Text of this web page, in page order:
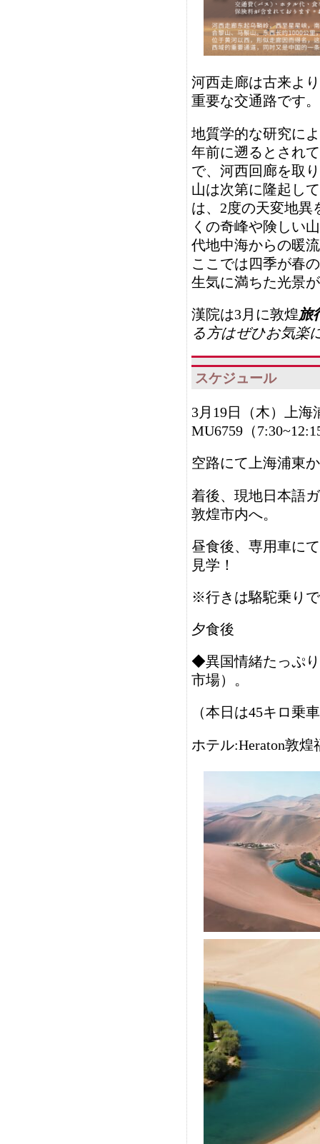
河西走廊は古来よ
重要な交通路です。
地質学的な研究に
年前に遡るとされ
で、河西回廊を取
山は次第に隆起し
は、2度の天変地異
くの奇峰や険しい
代地中海からの暖
ここでは四季が春
生気に満ちた光景
漢院は3月に敦煌旅
る方はぜひお気楽
スケジュール
3月19日（木）
上
MU6759（
空路にて上海浦東
着後、現地日本語
敦煌市内へ。
昼食後、専用車に
見学！
※行きは駱駝乗り
夕食後
◆異国情緒たっぷ
市場）。
（本日は45キロ乗
ホテル:Heraton敦煌